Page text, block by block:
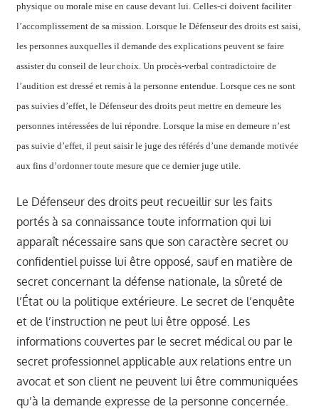
physique ou morale mise en cause devant lui. Celles-ci doivent faciliter
l’accomplissement de sa mission. Lorsque le Défenseur des droits est saisi,
les personnes auxquelles il demande des explications peuvent se faire
assister du conseil de leur choix. Un procès-verbal contradictoire de
l’audition est dressé et remis à la personne entendue. Lorsque ces ne sont
pas suivies d’effet, le Défenseur des droits peut mettre en demeure les
personnes intéressées de lui répondre. Lorsque la mise en demeure n’est
pas suivie d’effet, il peut saisir le juge des référés d’une demande motivée
aux fins d’ordonner toute mesure que ce dernier juge utile.
Le Défenseur des droits peut recueillir sur les faits
portés à sa connaissance toute information qui lui
apparaît nécessaire sans que son caractère secret ou
confidentiel puisse lui être opposé, sauf en matière de
secret concernant la défense nationale, la sûreté de
l’État ou la politique extérieure. Le secret de l’enquête
et de l’instruction ne peut lui être opposé. Les
informations couvertes par le secret médical ou par le
secret professionnel applicable aux relations entre un
avocat et son client ne peuvent lui être communiquées
qu’à la demande expresse de la personne concernée.